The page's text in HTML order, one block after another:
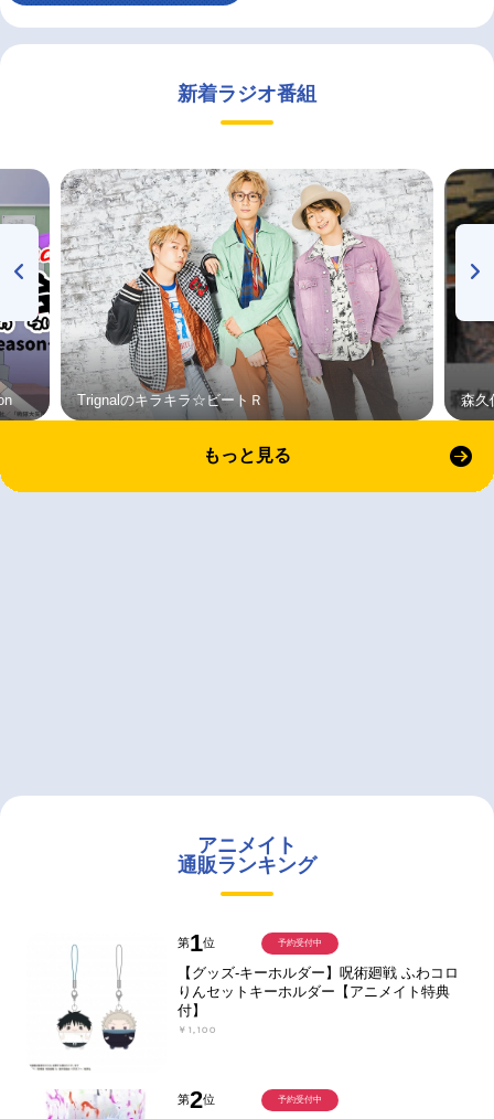
新着ラジオ番組
Trignalのキラキラ☆ビートＲ 森久
もっと見る
アニメイト
通販ランキング
第1位
【グッズ-キーホルダー】呪術廻戦 ふわコロ
りんセットキーホルダー【アニメイト特典
付】
￥1,100
予約受付中
第2位 予約受付中